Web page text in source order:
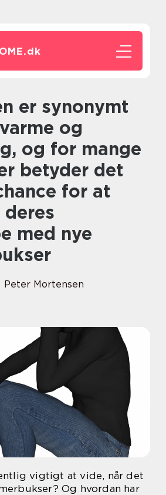
dk
og
og for mange
betyder det
for at
med nye
Peter Mortensen
vigtigt at vide, når det
Og hvordan har